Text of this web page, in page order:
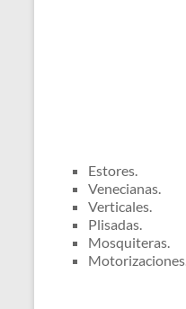
Estores.
Venecianas.
Verticales.
Plisadas.
Mosquiteras.
Motorizaciones.